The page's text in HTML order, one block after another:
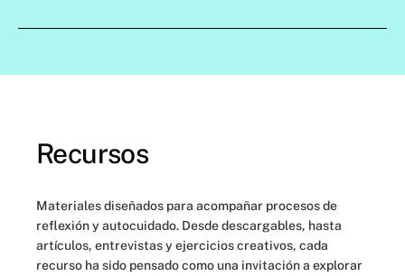
Recursos
Materiales diseñados para acompañar procesos de
reflexión y autocuidado. Desde descargables, hasta
artículos, entrevistas y ejercicios creativos, cada
recurso ha sido pensado como una invitación a explorar